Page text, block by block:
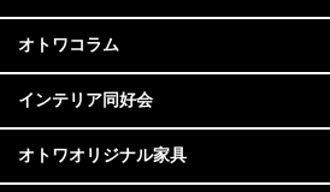
オトワコラム
インテリア同好会
オトワオリジナル家具